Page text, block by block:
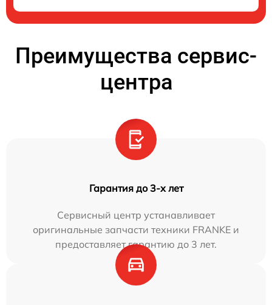
Преимущества сервис-
центра
Гарантия до 3-х лет
Сервисный центр устанавливает
оригинальные запчасти техники FRANKE и
предоставляет гарантию до 3 лет.